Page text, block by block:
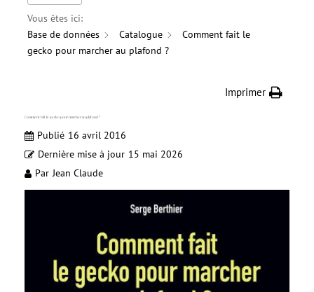
Vous êtes ici:
Base de données
Catalogue
Comment fait le
gecko pour marcher au plafond ?
Imprimer
Comment fait le gecko pour marcher au plafond ?
Publié 16 avril 2016
Dernière mise à jour 15 mai 2026
Par Jean Claude